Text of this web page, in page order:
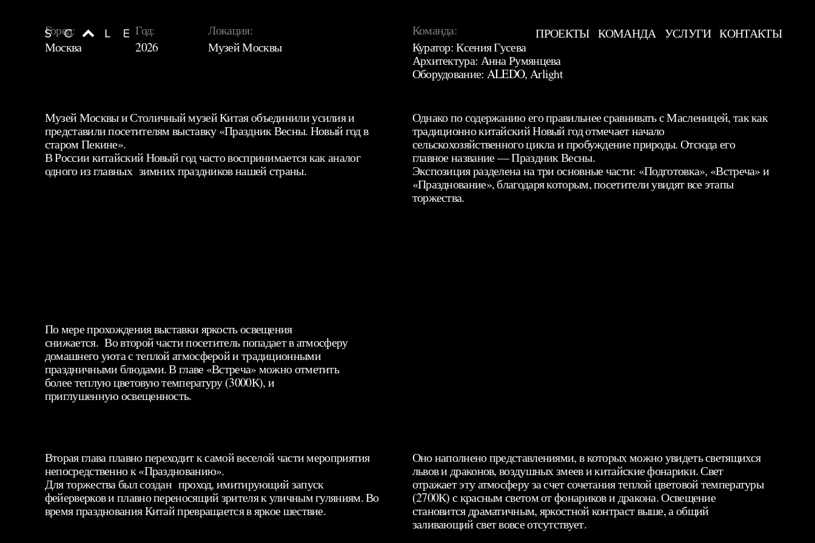
Scale Lighting ПРОЕКТЫ КОМАНДА УСЛУГИ КОНТАКТЫ
Город:
Москва
Год:
2026
Локация:
Музей Москвы
Команда:
Куратор: Ксения Гусева
Архитектура: Анна Румянцева
Оборудование: ALEDO, Arlight
Музей Москвы и Столичный музей Китая объединили усилия и
представили посетителям выставку «Праздник Весны. Новый год в
старом Пекине».
В России китайский Новый год часто воспринимается как аналог
одного из главных зимних праздников нашей страны.
Однако по содержанию его правильнее сравнивать с Масленицей, так как
традиционно китайский Новый год отмечает начало
сельскохозяйственного цикла и пробуждение природы. Отсюда его
главное название — Праздник Весны.
Экспозиция разделена на три основные части: «Подготовка», «Встреча» и
«Празднование», благодаря которым, посетители увидят все этапы
торжества.
По мере прохождения выставки яркость освещения
снижается. Во второй части посетитель попадает в атмосферу
домашнего уюта с теплой атмосферой и традиционными
праздничными блюдами. В главе «Встреча» можно отметить
более теплую цветовую температуру (3000К), и
приглушенную освещенность.
Вторая глава плавно переходит к самой веселой части мероприятия
непосредственно к «Празднованию».
Для торжества был создан проход, имитирующий запуск
фейерверков и плавно переносящий зрителя к уличным гуляниям. Во
время празднования Китай превращается в яркое шествие.
Оно наполнено представлениями, в которых можно увидеть светящихся
львов и драконов, воздушных змеев и китайские фонарики. Свет
отражает эту атмосферу за счет сочетания теплой цветовой температуры
(2700К) с красным светом от фонариков и дракона. Освещение
становится драматичным, яркостной контраст выше, а общий
заливающий свет вовсе отсутствует.